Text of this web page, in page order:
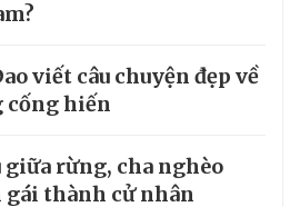
viết câu chuyện đẹp về
cống hiến
giữa rừng, cha nghèo
gái thành cử nhân